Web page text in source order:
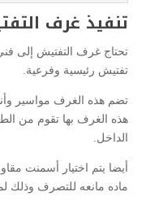
تنفيذ غرف
تحتاج غرف التفتيش إلى
تفتيش رئيسية وفرعية.
تضم هذه الغرف مواسير
هذه الغرف بها تقوم من
الداخل.
أيضا يتم اختيار أسمنت
ماده مانعه للتصرف وذلك